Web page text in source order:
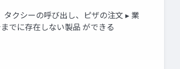
クシーの呼び出し、ピザの注文 ▸ 業
でに存在しない製品 ができる